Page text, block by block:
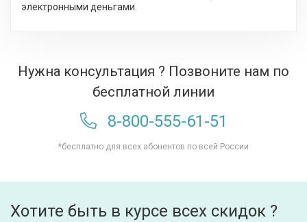
электронными деньгами.
Нужна консультация ? Позвоните нам по
бесплатной линии
8-800-555-61-51
*бесплатно для всех абонентов по всей России
Хотите быть в курсе всех скидок ?